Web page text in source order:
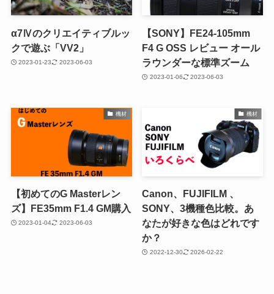
α7Ⅳのクリエイティブルッ
クで遊ぶ「VV2」
2023-01-23 2023-06-03
【SONY】FE24-105mm
F4 G OSS レビュー オール
ラウンダーな標準ズーム
2023-01-06 2023-06-03
機材
【初めてのG Masterレン
ズ】FE35mm F1.4 GM購入
2023-01-04 2023-06-03
機材
Canon、FUJIFILM 、
SONY、3機種色比較。あ
なたが好きな色はどれです
か？
2022-12-30 2026-02-22